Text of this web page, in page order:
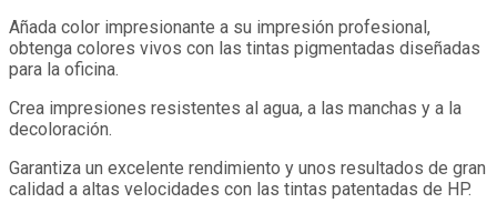
Añada color impresionante a su impresión profesional,
obtenga colores vivos con las tintas pigmentadas diseñadas
para la oficina.
Crea impresiones resistentes al agua, a las manchas y a la
decoloración.
Garantiza un excelente rendimiento y unos resultados de gran
calidad a altas velocidades con las tintas patentadas de HP.